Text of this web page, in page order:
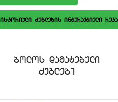
istoriuli Zeglebis interaqtiuli ruka
bolos damatebuli
Zeglebi